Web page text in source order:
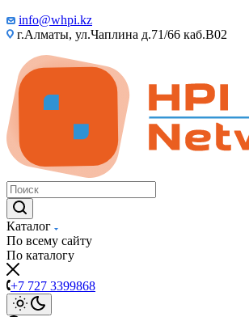
info@whpi.kz
г.Алматы, ул.Чаплина д.71/66 каб.B02
Каталог
По всему сайту
По каталогу
+7 727 3399868